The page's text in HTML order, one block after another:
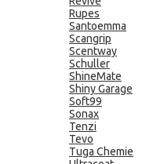
Rupes
Santoemma
Scangrip
Scentway
Schuller
ShineMate
Shiny Garage
Soft99
Sonax
Tenzi
Tevo
Tuga Chemie